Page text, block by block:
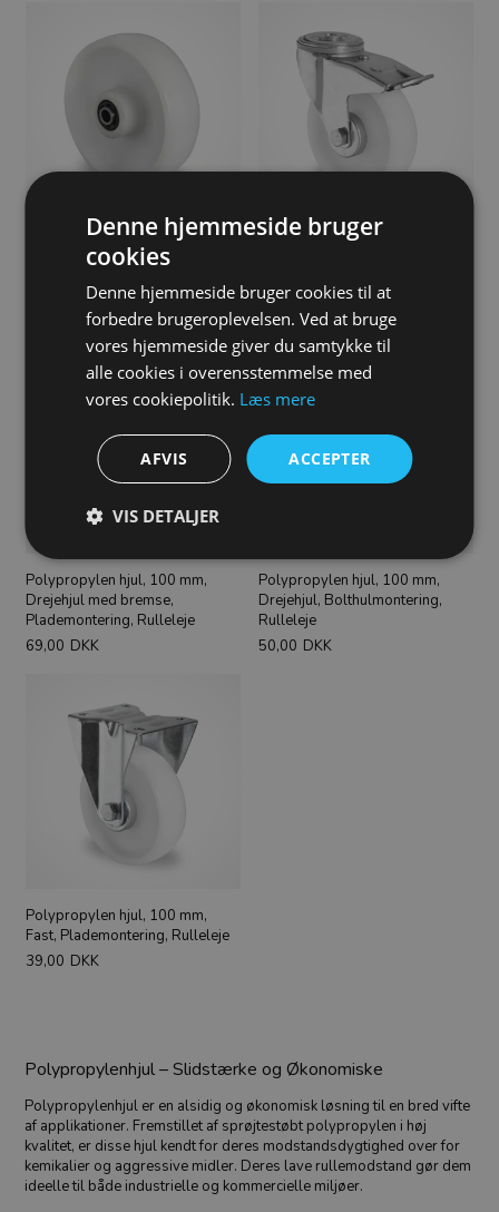
Polypropylen hjul, 100 mm,
Løst, Rulleleje
DKK
Polypropylen hjul, 100 mm,
Bolthulmontering, Rulleleje
69,00
DKK
Polypropylen hjul, 100 mm,
Drejehjul med bremse,
Plademontering, Rulleleje
69,00 DKK
Polypropylen hjul, 100 mm,
Drejehjul, Bolthulmontering,
Rulleleje
50,00 DKK
Polypropylen hjul, 100 mm,
Fast, Plademontering, Rulleleje
39,00 DKK
Polypropylenhjul – Slidstærke og Økonomiske
Polypropylenhjul er en alsidig og økonomisk løsning til en bred vifte
af applikationer. Fremstillet af sprøjtestøbt polypropylen i høj
kvalitet, er disse hjul kendt for deres modstandsdygtighed over for
kemikalier og aggressive midler. Deres lave rullemodstand gør dem
ideelle til både industrielle og kommercielle miljøer.
Denne hjemmeside bruger
cookies
Denne hjemmeside bruger cookies til at
forbedre brugeroplevelsen. Ved at bruge
vores hjemmeside giver du samtykke til
alle cookies i overensstemmelse med
vores cookiepolitik. Læs mere
ACCEPTER
AFVIS
VIS DETALJER